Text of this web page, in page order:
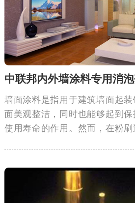
墙面涂料是指用于建筑墙面起
面美观整洁，同时也能够起到
使用寿命的作用。然而，在粉
施工，会添加内外墙涂料专用消